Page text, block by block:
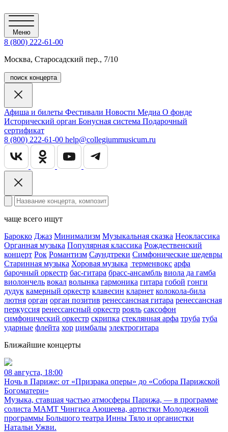
Меню
8 (800) 222-61-00
Москва, Старосадский пер., 7/10
поиск концерта
Афиша и билеты Фестивали Новости Медиа О фонде
Исторический орган Бонусная система Подарочный
сертификат
8 (800) 222-61-00 help@collegiummusicum.ru
чаще всего ищут
Барокко Джаз Минимализм Музыкальная сказка Неоклассика
Органная музыка Популярная классика Рождественский
концерт Рок Романтизм Саундтреки Симфонические шедевры
Старинная музыка Хоровая музыка терменвокс арфа
барочный оркестр бас-гитара брасс-ансамбль виола да гамба
виолончель вокал волынка гармоника гитара гобой гонги
дудук камерный оркестр клавесин кларнет колокола-била
лютня орган орган позитив ренессансная гитара ренессансная
перкуссия ренессансный оркестр рояль саксофон
симфонический оркестр скрипка стеклянная арфа труба туба
ударные флейта хор цимбалы электрогитара
Ближайшие концерты
08 августа, 18:00
Ночь в Париже: от «Призрака оперы» до «Собора Парижской
Богоматери»
Музыка, ставшая частью атмосферы Парижа, — в программе
солиста МАМТ Чингиса Аюшеева, артистки Молодежной
программы Большого театра Инны Тяло и органистки
Натальи Ужви.